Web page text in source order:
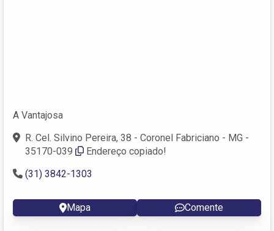
A Vantajosa
R. Cel. Silvino Pereira, 38 - Coronel Fabriciano - MG -
35170-039‎
Endereço copiado!
(31) 3842-1303
Mapa Comente